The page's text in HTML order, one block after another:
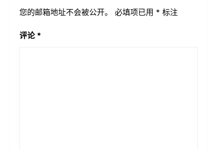
您的邮箱地址不会被公开。 必填项已用 * 标注
评论 *